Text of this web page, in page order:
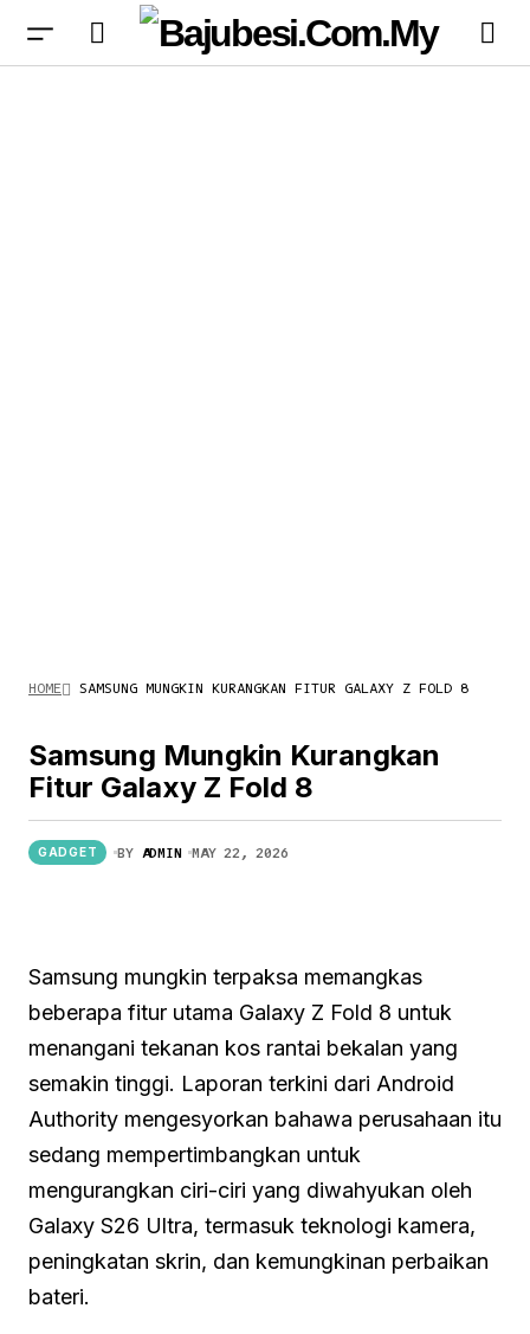
HOME SAMSUNG MUNGKIN KURANGKAN FITUR GALAXY Z FOLD 8
Samsung Mungkin Kurangkan
Fitur Galaxy Z Fold 8
GADGET BY ADMIN MAY 22, 2026
Samsung mungkin terpaksa memangkas
beberapa fitur utama Galaxy Z Fold 8 untuk
menangani tekanan kos rantai bekalan yang
semakin tinggi. Laporan terkini dari Android
Authority mengesyorkan bahawa perusahaan itu
sedang mempertimbangkan untuk
mengurangkan ciri-ciri yang diwahyukan oleh
Galaxy S26 Ultra, termasuk teknologi kamera,
peningkatan skrin, dan kemungkinan perbaikan
bateri.